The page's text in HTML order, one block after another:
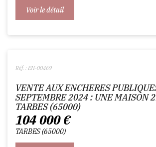
Voir le détail
VENTE AUX ENCHERES
SEPTEMBRE 2024 : UNE MAISON
TARBES (65000)
104 000 €
TARBES 65000
Réf. : EN-00469